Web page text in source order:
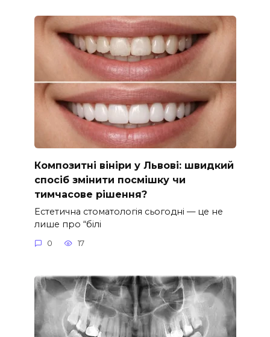
Композитні вініри у Львові: швидкий
спосіб змінити посмішку чи
тимчасове рішення?
Естетична стоматологія сьогодні — це не
лише про “білі
0 17